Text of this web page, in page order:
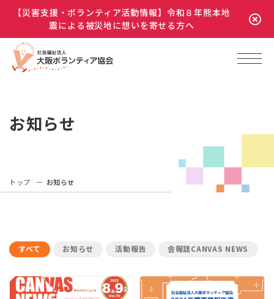
【災害支援・ボランティア活動情報】令和８年熊本地
震による被災地に想いを寄せる方へ
お知らせ
トップ お知らせ
すべて お知らせ 活動報告 会報誌CANVAS NEWS